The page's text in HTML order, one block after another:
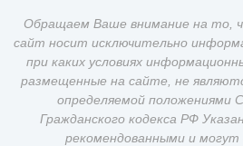
Обращаем Ваше внимание на то,
сайт носит исключительно
при каких условиях
размещенные на сайте, не
определяемой положениями
Гражданского кодекса РФ
рекомендованными и